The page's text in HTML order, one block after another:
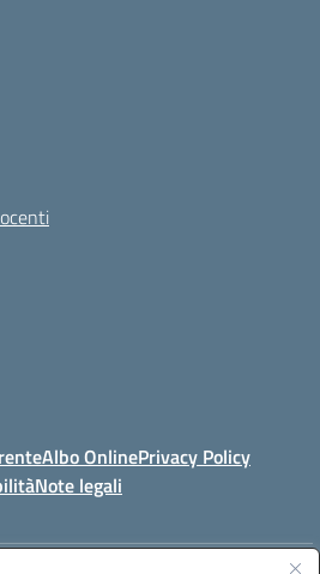
Albo OnlinePrivacy Policy
Note legali